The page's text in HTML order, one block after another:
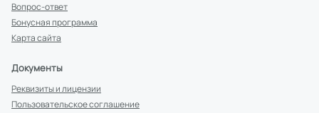
Вопрос-ответ
Бонусная программа
Карта сайта
Документы
Реквизиты и лицензии
Пользовательское соглашение